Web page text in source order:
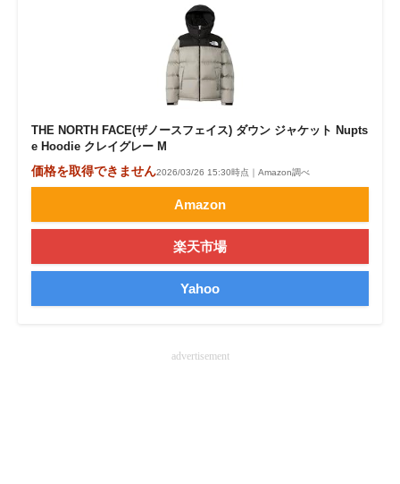
THE NORTH FACE(ザノースフェイス) ダウン ジャケット Nupts
e Hoodie クレイグレー M
価格を取得できません2026/03/26 15:30時点｜Amazon調べ
Amazon
楽天市場
Yahoo
advertisement